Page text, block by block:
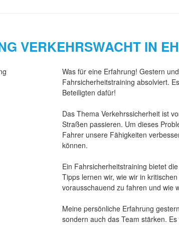
VERKEHRSWACHT IN
Was für eine Erfahrung! Gestern
Fahrsicherheitstraining absolviert.
Beteiligten dafür!
Das Thema Verkehrssicherheit ist
Straßen passieren. Um dieses
Fahrer unsere Fähigkeiten
können.
Ein Fahrsicherheitstraining bietet
Tipps lernen wir, wie wir in
vorausschauend zu fahren und wie
Meine persönliche Erfahrung
sondern auch das Team stärken.